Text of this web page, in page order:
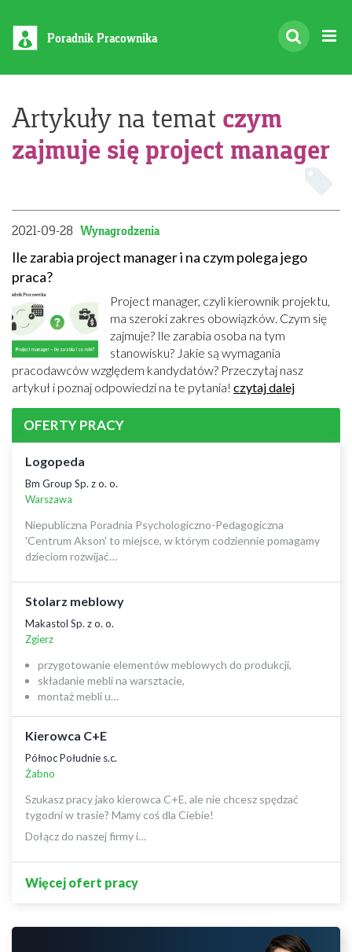
Poradnik Pracownika
Artykuły na temat czym
zajmuje się project manager
2021-09-28 Wynagrodzenia
Ile zarabia project manager i na czym polega jego
praca?
Project manager, czyli kierownik projektu,
ma szeroki zakres obowiązków. Czym się
zajmuje? Ile zarabia osoba na tym
stanowisku? Jakie są wymagania
pracodawców względem kandydatów? Przeczytaj nasz
artykuł i poznaj odpowiedzi na te pytania! czytaj dalej
OFERTY PRACY
Logopeda
Bm Group Sp. z o. o.
Warszawa
Niepubliczna Poradnia Psychologiczno-Pedagogiczna
'Centrum Akson' to miejsce, w którym codziennie pomagamy
dzieciom rozwijać…
Stolarz meblowy
Makastol Sp. z o. o.
Zgierz
przygotowanie elementów meblowych do produkcji,
składanie mebli na warsztacie,
montaż mebli u…
Kierowca C+E
Północ Południe s.c.
Żabno
Szukasz pracy jako kierowca C+E, ale nie chcesz spędzać
tygodni w trasie? Mamy coś dla Ciebie!
Dołącz do naszej firmy i…
Więcej ofert pracy